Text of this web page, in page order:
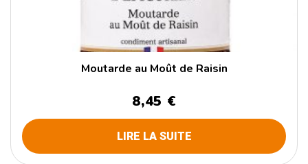
Moutarde au Moût de Raisin
8,45 €
LIRE LA SUITE